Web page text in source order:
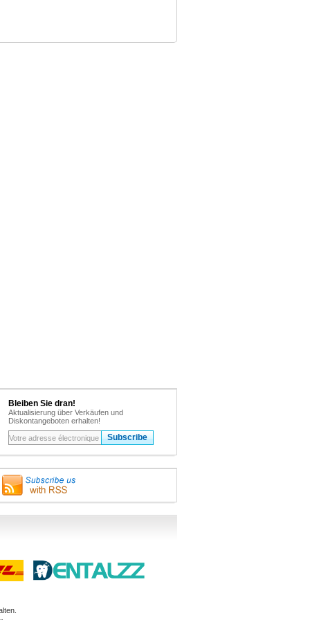
Bleiben Sie dran!
Aktualisierung über Verkäufen und
Diskontangeboten erhalten!